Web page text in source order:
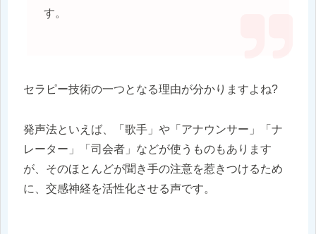
す。
セラピー技術の一つとなる理由が分かりますよね?
発声法といえば、「歌手」や「アナウンサー」「ナ
レーター」「司会者」などが使うものもあります
が、そのほとんどが聞き手の注意を惹きつけるため
に、交感神経を活性化させる声です。